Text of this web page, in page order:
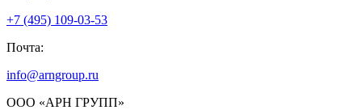
+7 (495) 109-03-53
Почта:
info@arngroup.ru
ООО «АРН ГРУПП»